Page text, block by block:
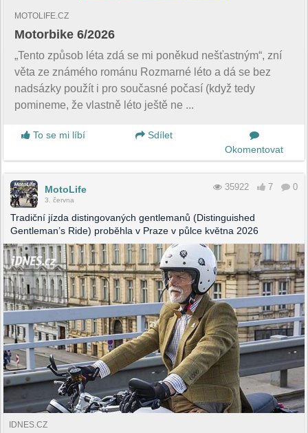
MOTOLIFE.CZ
Motorbike 6/2026
„Tento způsob léta zdá se mi poněkud nešťastným“, zní
věta ze známého románu Rozmarné léto a dá se bez
nadsázky použít i pro současné počasí (když tedy
pomineme, že vlastně léto ještě ne ...
To se mi líbí
Sdílet
Okomentovat
MotoLife
3. června
35922 7 0
Tradiční jízda distingovaných gentlemanů (Distinguished
Gentleman’s Ride) proběhla v Praze v půlce května 2026
IDNES.CZ